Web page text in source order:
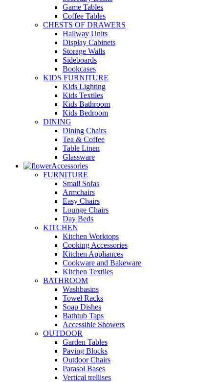
Game Tables
Coffee Tables
CHESTS OF DRAWERS
Hallway Units
Display Cabinets
Storage Walls
Sideboards
Bookcases
KIDS FURNITURE
Kids Lighting
Kids Textiles
Kids Bathroom
Kids Bedroom
DINING
Dining Chairs
Tea & Coffee
Table Linen
Glassware
Accessories
FURNITURE
Small Sofas
Armchairs
Easy Chairs
Lounge Chairs
Day Beds
KITCHEN
Kitchen Worktops
Cooking Accessories
Kitchen Appliances
Cookware and Bakeware
Kitchen Textiles
BATHROOM
Washbasins
Towel Racks
Soap Dishes
Bathtub Taps
Accessible Showers
OUTDOOR
Garden Tables
Paving Blocks
Outdoor Chairs
Parasol Bases
Vertical trellises